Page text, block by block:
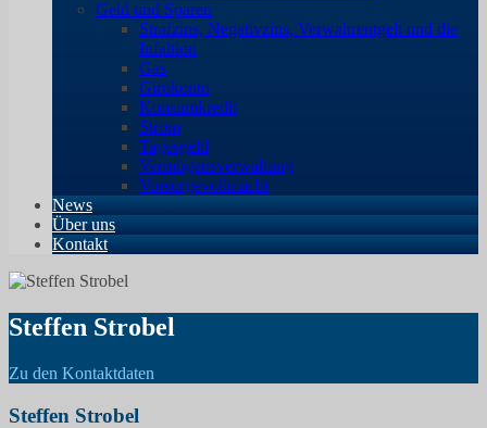
Geld und Sparen
Strafzins, Negativzins, Verwahrentgelt und die
Infaltion
Gas
Girokonto
Konsumkredit
Strom
Tagesgeld
Vermögensverwaltung
Vorsorgevollmacht
News
Über uns
Kontakt
Steffen Strobel
Zu den Kontaktdaten
Steffen Strobel